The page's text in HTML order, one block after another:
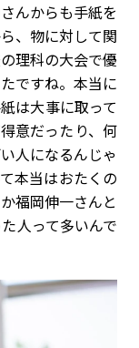
んからも手紙を
、物に対して関
理科の大会で優
ですね。本当に
は大事に取って
意だったり、何
人になるんじゃ
本当はおたくの
福岡伸一さんと
人って多いんで